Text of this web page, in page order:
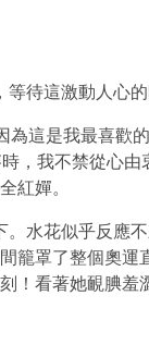
待這激動人心
這是我最喜歡
，我不禁從心
紅嬋。
水花似乎反應
籠罩了整個奧
看著她靦腆羞